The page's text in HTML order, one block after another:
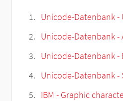
Unicode-Datenbank -
Unicode-Datenbank -
Unicode-Datenbank -
Unicode-Datenbank -
IBM - Graphic